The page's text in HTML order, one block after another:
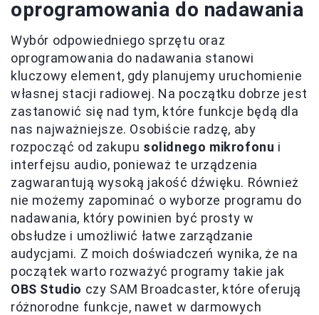
oprogramowania do nadawania
Wybór odpowiedniego sprzętu oraz
oprogramowania do nadawania stanowi
kluczowy element, gdy planujemy uruchomienie
własnej stacji radiowej. Na początku dobrze jest
zastanowić się nad tym, które funkcje będą dla
nas najważniejsze. Osobiście radzę, aby
rozpocząć od zakupu solidnego mikrofonu i
interfejsu audio, ponieważ te urządzenia
zagwarantują wysoką jakość dźwięku. Również
nie możemy zapominać o wyborze programu do
nadawania, który powinien być prosty w
obsłudze i umożliwić łatwe zarządzanie
audycjami. Z moich doświadczeń wynika, że na
początek warto rozważyć programy takie jak
OBS Studio czy SAM Broadcaster, które oferują
różnorodne funkcje, nawet w darmowych